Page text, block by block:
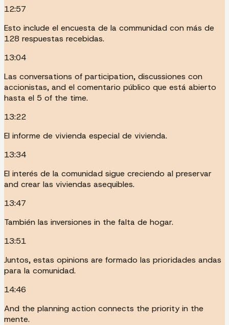
12:57
Esto include el encuesta de la communidad con más de
128 respuestas recebidas.
13:04
Las conversations of participation, discussiones con
accionistas, and el comentario público que está abierto
hasta el 5 of the time.
13:22
El informe de vivienda especial de vivienda.
13:34
El interés de la comunidad sigue creciendo al preservar
and crear las viviendas asequibles.
13:47
También las inversiones in the falta de hogar.
13:51
Juntos, estas opinions are formado las prioridades andas
para la comunidad.
14:46
And the planning action connects the priority in the
mente.